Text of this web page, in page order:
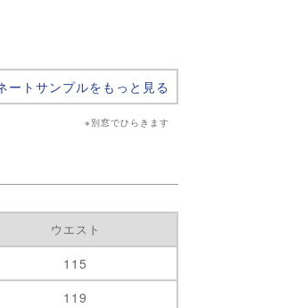
ートサンプルをもっと見る
※別窓でひらきます
ウエスト
115
119